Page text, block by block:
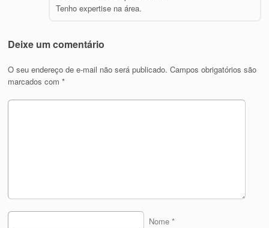
Tenho expertise na área.
Deixe um comentário
O seu endereço de e-mail não será publicado. Campos obrigatórios são
marcados com*
Nome *